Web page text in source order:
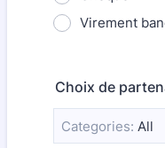
Virement
Choix de
Categories: All